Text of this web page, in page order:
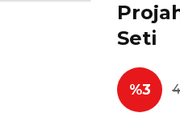
Seti
%3